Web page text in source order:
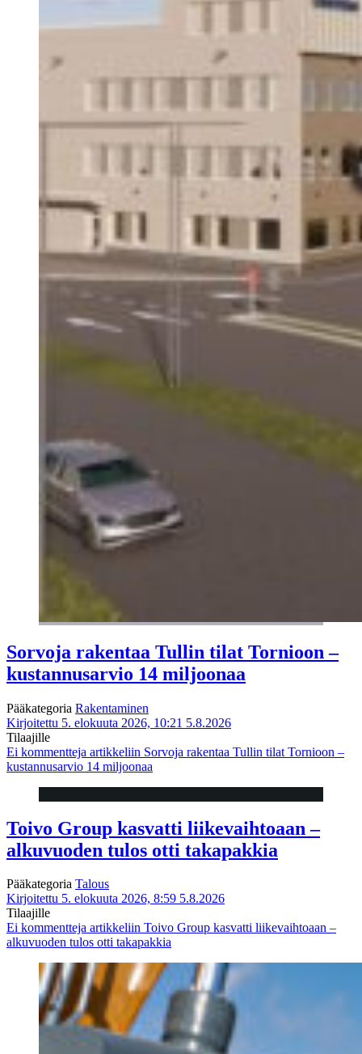
Sorvoja rakentaa Tullin tilat Tornioon –
kustannusarvio 14 miljoonaa
Pääkategoria Rakentaminen
Kirjoitettu 5. elokuuta 2026, 10:21 5.8.2026
Tilaajille
Ei kommentteja artikkeliin Sorvoja rakentaa Tullin tilat Tornioon –
kustannusarvio 14 miljoonaa
Toivo Group kasvatti liikevaihtoaan –
alkuvuoden tulos otti takapakkia
Pääkategoria Talous
Kirjoitettu 5. elokuuta 2026, 8:59 5.8.2026
Tilaajille
Ei kommentteja artikkeliin Toivo Group kasvatti liikevaihtoaan –
alkuvuoden tulos otti takapakkia